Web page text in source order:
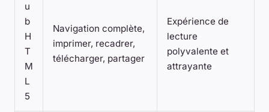
u
b
H
T
M
L
5
Navigation complète,
imprimer, recadrer,
télécharger, partager
Expérience de
lecture
polyvalente et
attrayante